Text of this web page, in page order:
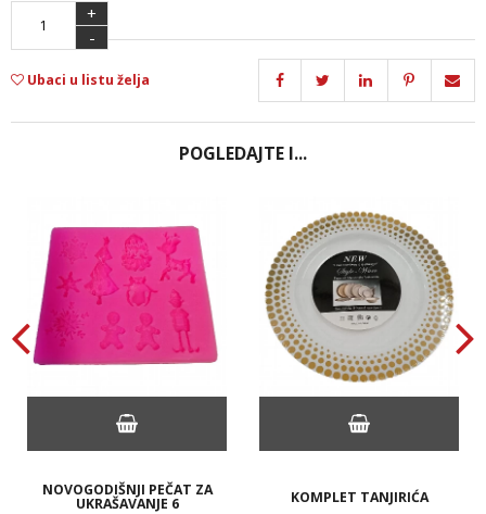
+
-
Ubaci u listu želja
POGLEDAJTE I...
NOVOGODIŠNJI PEČAT ZA
UKRAŠAVANJE 6
KOMPLET TANJIRIĆA